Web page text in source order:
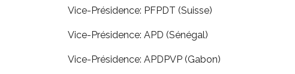
Vice-Présidence: PFPDT (Suisse)
Vice-Présidence: APD (Sénégal)
Vice-Présidence: APDPVP (Gabon)